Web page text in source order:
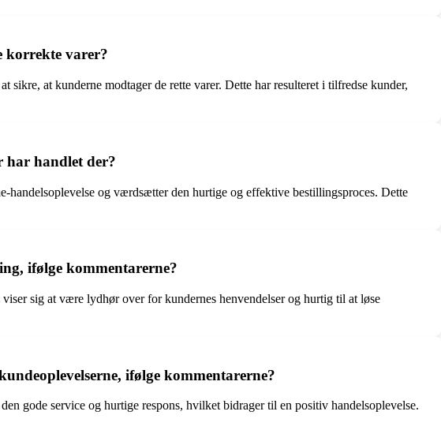
korrekte varer?
at kunderne modtager de rette varer. Dette har resulteret i tilfredse kunder,
har handlet der?
og værdsætter den hurtige og effektive bestillingsproces. Dette
ifølge kommentarerne?
sig at være lydhør over for kundernes henvendelser og hurtig til at løse
ifølge kommentarerne?
gode service og hurtige respons, hvilket bidrager til en positiv handelsoplevelse.